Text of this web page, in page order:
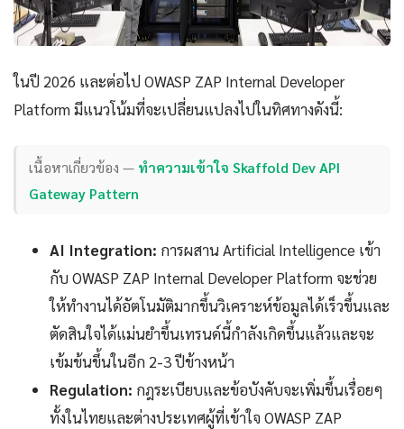
ในปี 2026 และต่อไป OWASP ZAP Internal Developer
Platform มีแนวโน้มที่จะเปลี่ยนแปลงไปในทิศทางดังนี้:
เนื้อหาเกี่ยวข้อง — ทำความเข้าใจ Skaffold Dev API
Gateway Pattern
AI Integration: การผสาน Artificial Intelligence เข้า
กับ OWASP ZAP Internal Developer Platform จะช่วย
ให้ทำงานได้อัตโนมัติมากขึ้นวิเคราะห์ข้อมูลได้เร็วขึ้นและ
ตัดสินใจได้แม่นยำขึ้นเทรนด์นี้กำลังเกิดขึ้นแล้วและจะ
เข้มข้นขึ้นในอีก 2-3 ปีข้างหน้า
Regulation: กฎระเบียบและข้อบังคับจะเพิ่มขึ้นเรื่อยๆ
ทั้งในไทยและต่างประเทศผู้ที่เข้าใจ OWASP ZAP